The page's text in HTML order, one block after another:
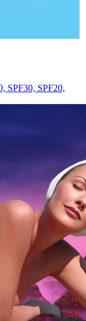
SPF30, SPF20,